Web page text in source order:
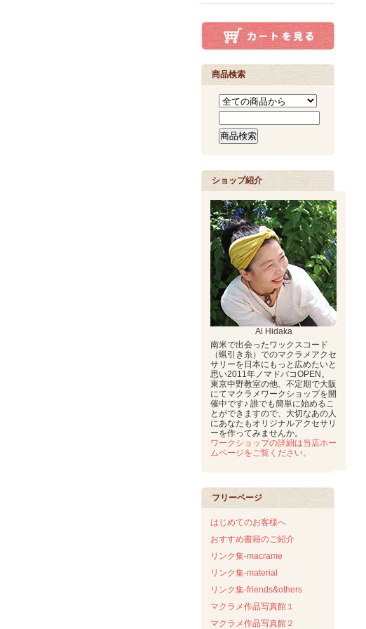
商品検索
ショップ紹介
Ai Hidaka
南米で出会ったワックスコード
（蝋引き糸）でのマクラメアクセ
サリーを日本にもっと広めたいと
思い2011年ノマドバコOPEN。
東京中野教室の他、不定期で大阪
にてマクラメワークショップを開
催中です♪ 誰でも簡単に始めるこ
とができますので、大切なあの人
にあなたもオリジナルアクセサリ
ーを作ってみませんか。
ワークショップの詳細は当店ホー
ムページをご覧ください。
フリーページ
はじめてのお客様へ
おすすめ書籍のご紹介
リンク集-macrame
リンク集-material
リンク集-friends&others
マクラメ作品写真館１
マクラメ作品写真館２